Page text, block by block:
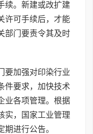
续。新建或改扩建
许可手续后，才能
部门要责令其及时
加强对印染行业
件要求，加快技术
业各项管理。根据
实，国家工业管理
进行公告。